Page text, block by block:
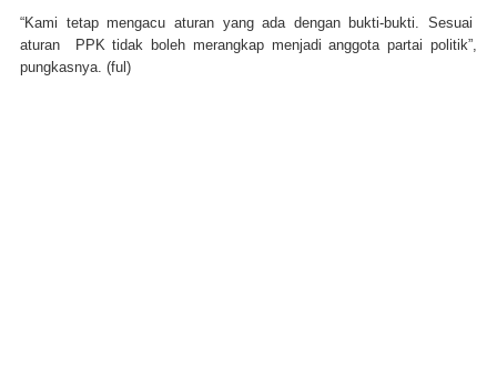
“Kami tetap mengacu aturan yang ada dengan bukti-bukti. Sesuai
aturan PPK tidak boleh merangkap menjadi anggota partai politik”,
pungkasnya . (ful)